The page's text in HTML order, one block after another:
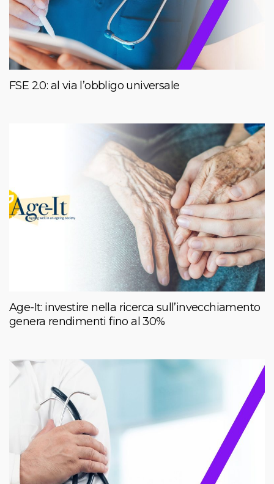
FSE 2.0: al via l’obbligo universale
Age-It: investire nella ricerca sull’invecchiamento
genera rendimenti fino al 30%